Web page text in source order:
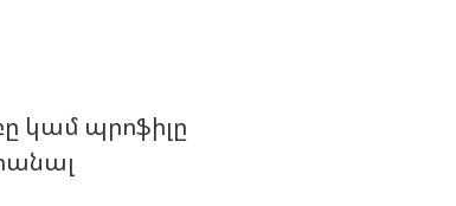
կամ պրոֆիլը